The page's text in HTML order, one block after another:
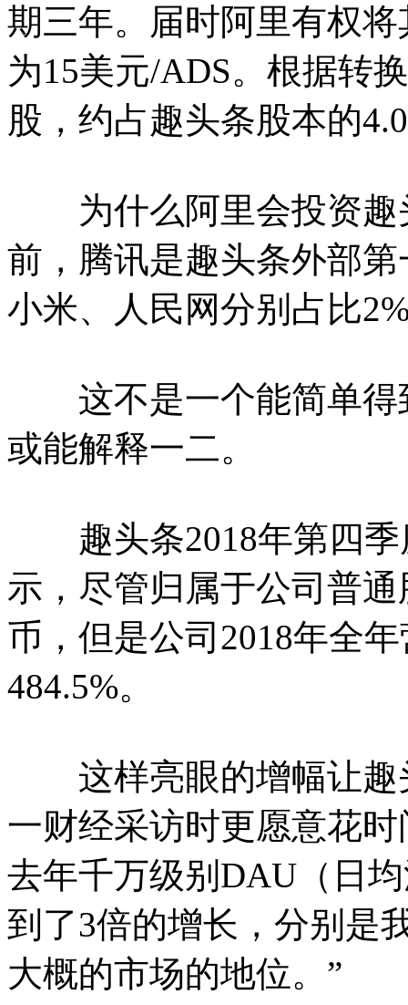
期三年。届时阿里有权
为15美元/ADS。根据转
股，约占趣头条股本的
为什么阿里会投资趣
前，腾讯是趣头条外部
小米、人民网分别占比
这不是一个能简单得
或能解释一二。
趣头条2018年第四季
示，尽管归属于公司普
币，但是公司2018年全
484.5%。
这样亮眼的增幅让趣
一财经采访时更愿意花
去年千万级别DAU（日
到了3倍的增长，分别是
大概的市场的地位。”